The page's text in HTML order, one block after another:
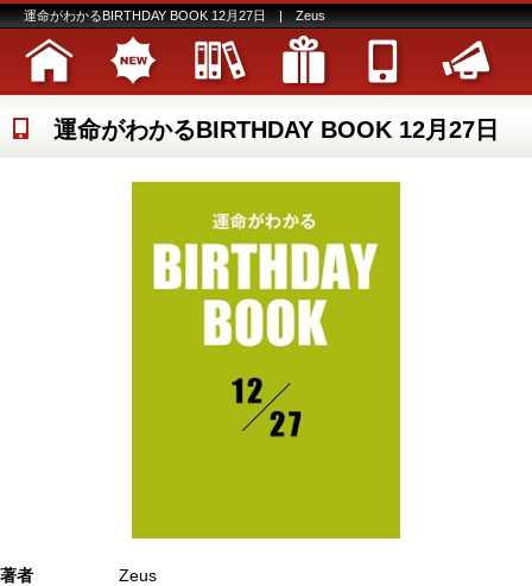
運命がわかるBIRTHDAY BOOK 12月27日 | Zeus
運命がわかるBIRTHDAY BOOK 12月27日
著者 Zeus